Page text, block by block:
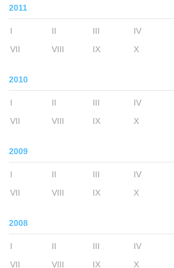
2011
I II III IV
VII
VIII IX X
2010
I II III IV
VII
VIII IX X
2009
I II III IV
VII
VIII IX X
2008
I II III IV
VII
VIII IX X